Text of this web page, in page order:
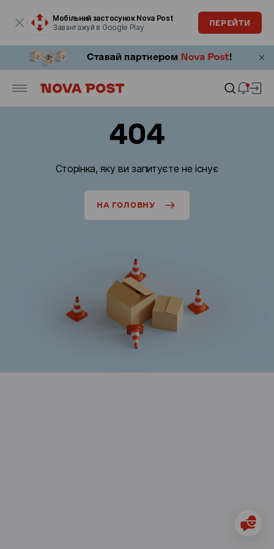
Мобільний застосунок Nova Post
Завантажуй в Google Play
ПЕРЕЙТИ
404
Сторінка, яку ви запитуєте не існує
НА ГОЛОВНУ